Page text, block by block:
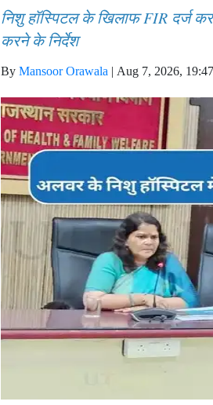
निशु हॉस्पिटल के खिलाफ FIR दर्ज
करने के निर्देश
By Mansoor Orawala | Aug 7, 2026,